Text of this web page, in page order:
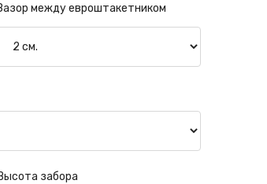
между евроштакетником
забора